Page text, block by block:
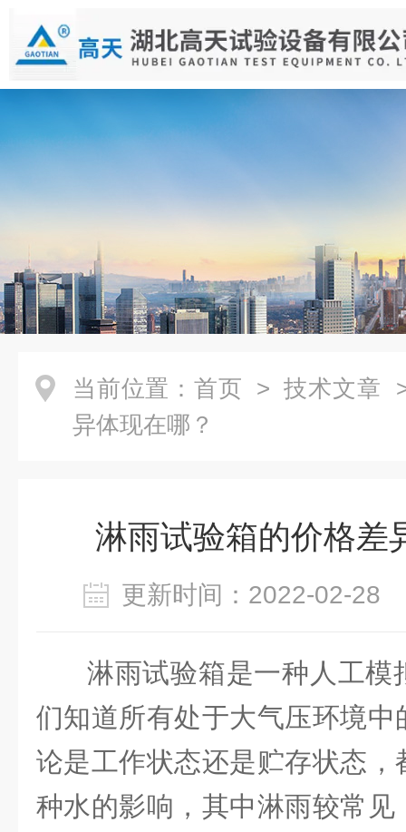
当前位置： 首页 > 技术文章
异体现在哪？
淋雨试验箱的价格差
更新时间：2022-02-
淋雨试验箱是一种人工模
们知道所有处于大气压环境
论是工作状态还是贮存状态
种水的影响，其中淋雨较常